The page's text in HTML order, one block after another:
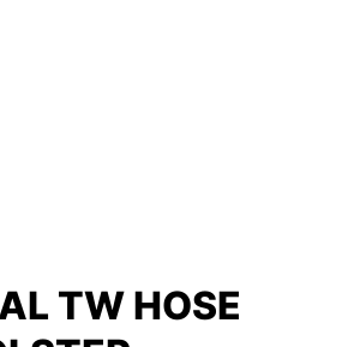
TW HOSE